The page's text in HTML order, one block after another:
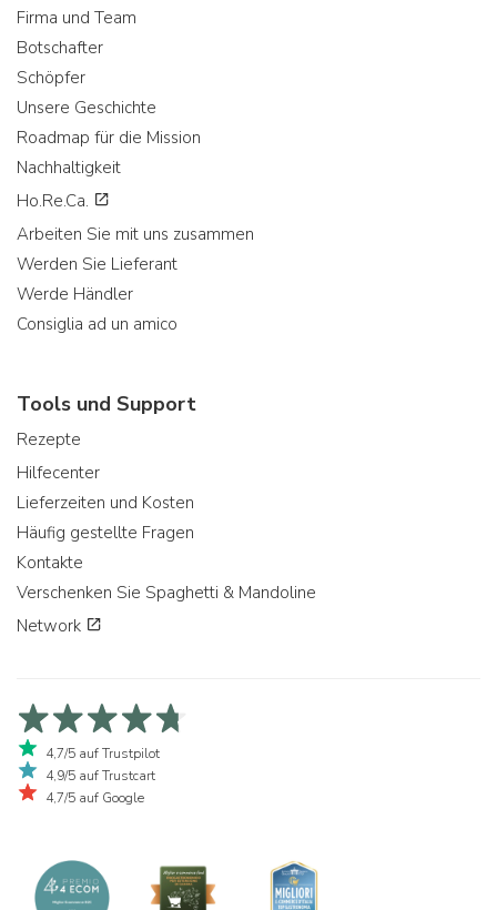
Firma und Team
Botschafter
Schöpfer
Unsere Geschichte
Roadmap für die Mission
Nachhaltigkeit
Ho.Re.Ca.
Arbeiten Sie mit uns zusammen
Werden Sie Lieferant
Werde Händler
Consiglia ad un amico
Tools und Support
Rezepte
Hilfecenter
Lieferzeiten und Kosten
Häufig gestellte Fragen
Kontakte
Verschenken Sie Spaghetti & Mandoline
Network
4,7/5 auf Trustpilot
4,9/5 auf Trustcart
4,7/5 auf Google